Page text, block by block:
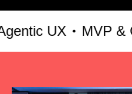
UX MVP &